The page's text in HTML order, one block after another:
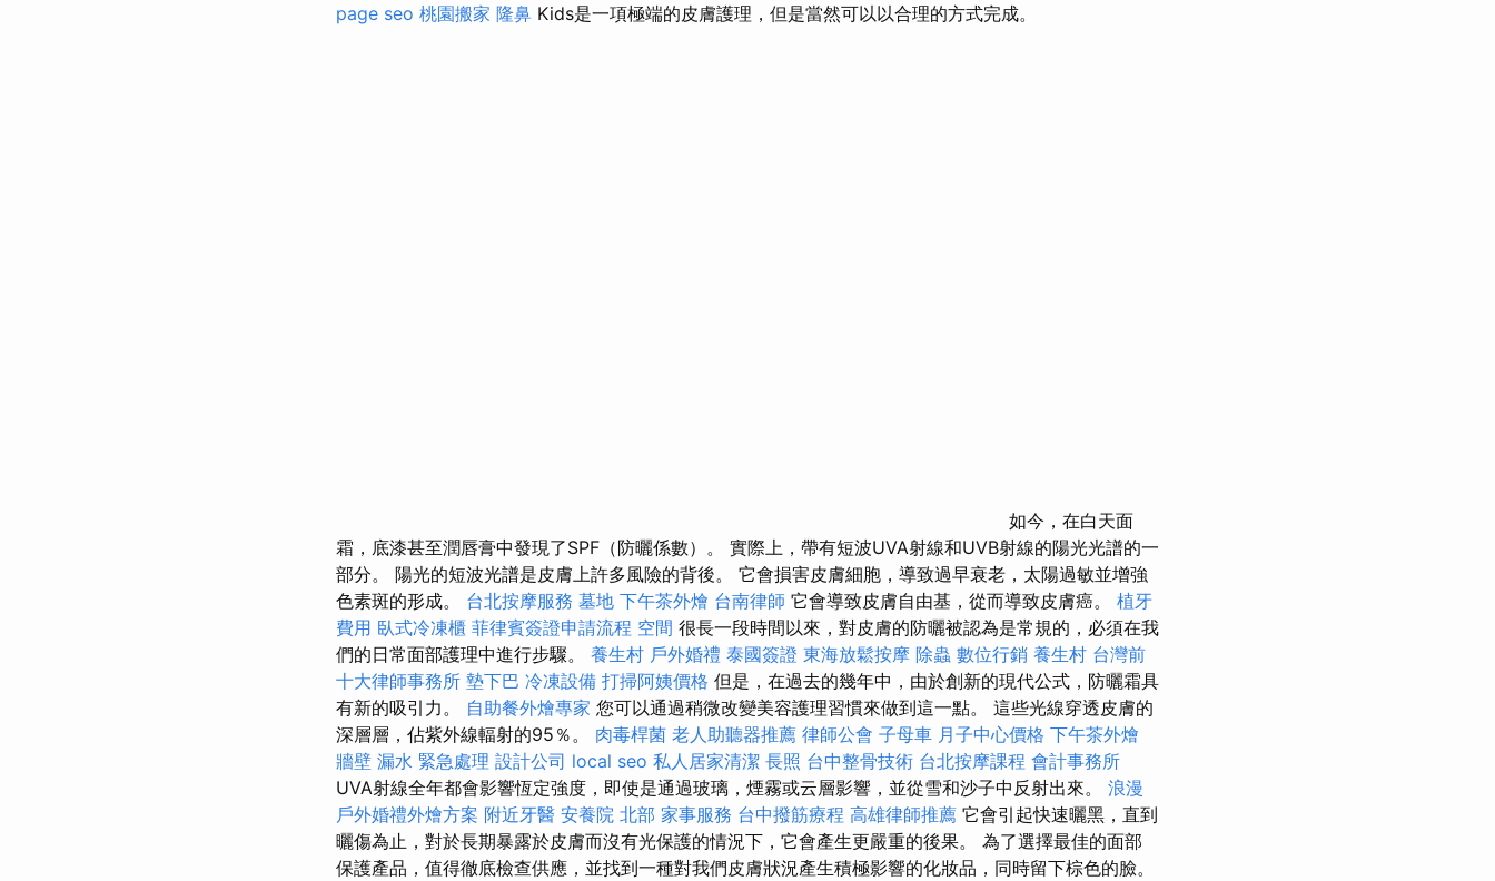
page seo 桃園搬家 隆鼻 Kids是一項極端的皮膚護理，但是當然可以以合理的方式完成。
如今，在白天面
霜，底漆甚至潤唇膏中發現了SPF（防曬係數）。 實際上，帶有短波UVA射線和UVB射線的陽光光譜的一
部分。 陽光的短波光譜是皮膚上許多風險的背後。 它會損害皮膚細胞，導致過早衰老，太陽過敏並增強
色素斑的形成。 台北按摩服務 墓地 下午茶外燴 台南律師 它會導致皮膚自由基，從而導致皮膚癌。 植牙
費用 臥式冷凍櫃 菲律賓簽證申請流程 空間 很長一段時間以來，對皮膚的防曬被認為是常規的，必須在我
們的日常面部護理中進行步驟。 養生村 戶外婚禮 泰國簽證 東海放鬆按摩 除蟲 數位行銷 養生村 台灣前
十大律師事務所 墊下巴 冷凍設備 打掃阿姨價格 但是，在過去的幾年中，由於創新的現代公式，防曬霜具
有新的吸引力。 自助餐外燴專家 您可以通過稍微改變美容護理習慣來做到這一點。 這些光線穿透皮膚的
深層層，佔紫外線輻射的95％。 肉毒桿菌 老人助聽器推薦 律師公會 子母車 月子中心價格 下午茶外燴
牆壁 漏水 緊急處理 設計公司 local seo 私人居家清潔 長照 台中整骨技術 台北按摩課程 會計事務所
UVA射線全年都會影響恆定強度，即使是通過玻璃，煙霧或云層影響，並從雪和沙子中反射出來。 浪漫
戶外婚禮外燴方案 附近牙醫 安養院 北部 家事服務 台中撥筋療程 高雄律師推薦 它會引起快速曬黑，直到
曬傷為止，對於長期暴露於皮膚而沒有光保護的情況下，它會產生更嚴重的後果。 為了選擇最佳的面部
保護產品，值得徹底檢查供應，並找到一種對我們皮膚狀況產生積極影響的化妝品，同時留下棕色的臉。